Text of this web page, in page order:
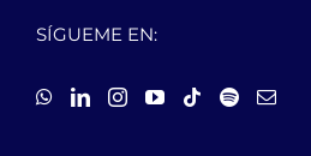
SÍGUEME EN: